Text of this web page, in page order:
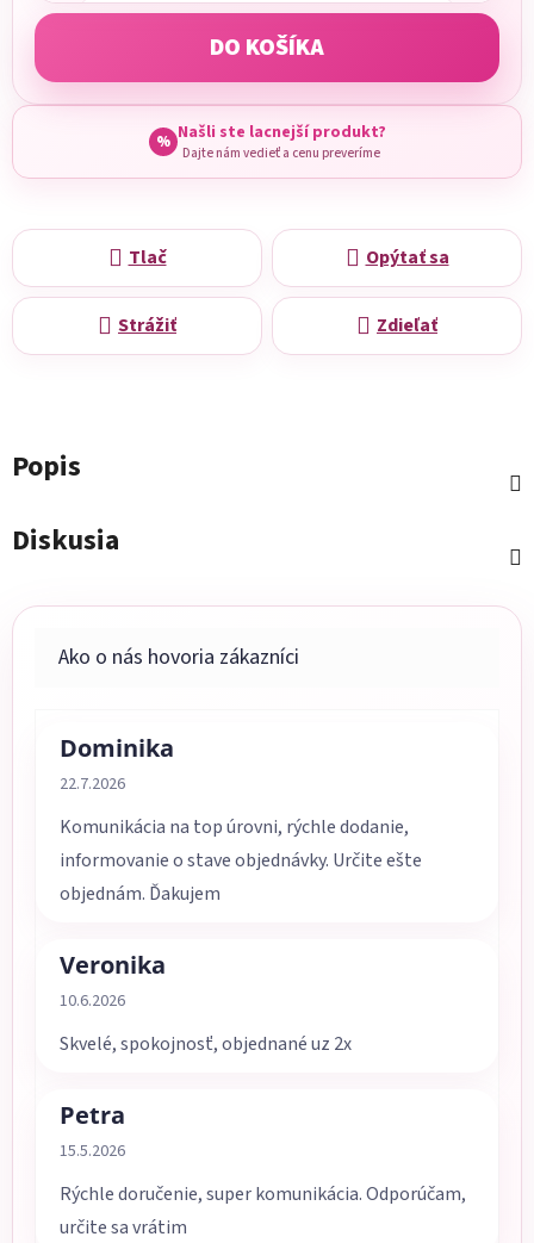
DO KOŠÍKA
% Našli ste lacnejší produkt?
Dajte nám vedieť a cenu preveríme
Tlač Opýtať sa
Strážiť Zdieľať
Popis
Diskusia
Dominika
Hodnotenie obchodu je 5 z 5 hviezdičiek.
22.7.2026
Komunikácia na top úrovni, rýchle dodanie,
informovanie o stave objednávky. Určite ešte
objednám. Ďakujem
Veronika
Hodnotenie obchodu je 5 z 5 hviezdičiek.
10.6.2026
Skvelé, spokojnosť, objednané uz 2x
Petra
Hodnotenie obchodu je 5 z 5 hviezdičiek.
15.5.2026
Rýchle doručenie, super komunikácia. Odporúčam,
určite sa vrátim